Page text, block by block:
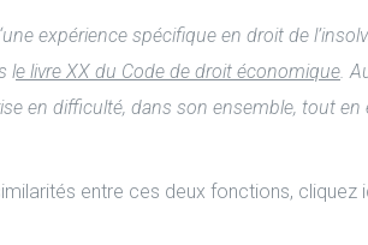
expérience spécifique en droit de
le livre XX du Code de droit économique.
en difficulté, dans son ensemble, tout
entre ces deux fonctions, cliquez